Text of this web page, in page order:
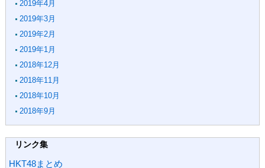
2019年4月
2019年3月
2019年2月
2019年1月
2018年12月
2018年11月
2018年10月
2018年9月
リンク集
HKT48まとめ